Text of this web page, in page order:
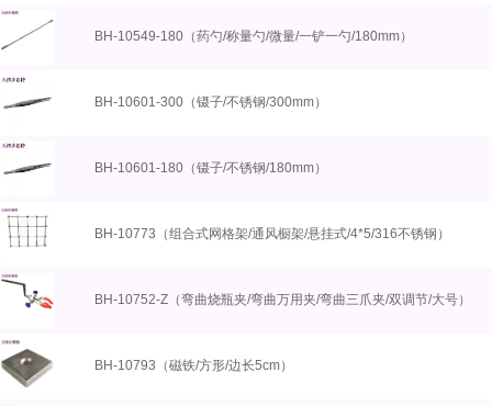
BH-10549-180（药勺/称量勺/微量/一铲一勺/180mm）
BH-10601-300（镊子/不锈钢/300mm）
BH-10601-180（镊子/不锈钢/180mm）
BH-10773（组合式网格架/通风橱架/悬挂式/4*5/316不锈钢）
BH-10752-Z（弯曲烧瓶夹/弯曲万用夹/弯曲三爪夹/双调节/大号）
BH-10793（磁铁/方形/边长5cm）